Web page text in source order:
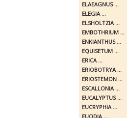
ELAEAGNUS ...
ELEGIA ...
ELSHOLTZIA ...
EMBOTHRIUM ...
ENKIANTHUS ...
EQUISETUM ...
ERICA ...
ERIOBOTRYA ...
ERIOSTEMON ...
ESCALLONIA ...
EUCALYPTUS ...
EUCRYPHIA ...
EUODIA ...